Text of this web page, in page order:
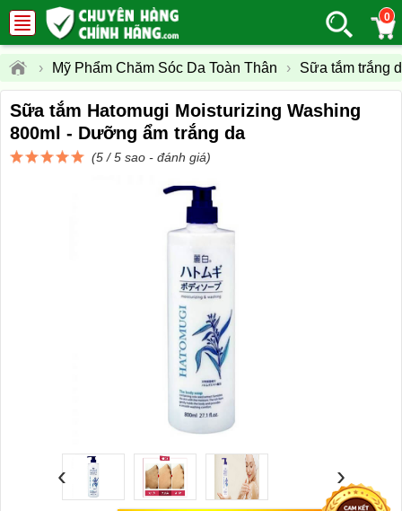
0
› Mỹ Phẩm Chăm Sóc Da Toàn Thân › Sữa tắm trắng
Sữa tắm Hatomugi Moisturizing Washing
800ml - Dưỡng ẩm trắng da
(5 / 5 sao - đánh giá)
‹ ›